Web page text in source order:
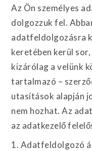
Az Ön személyes
dolgozzuk fel.
adatfeldolgozásra
keretében kerül
kizárólag a velünk
tartalmazó –
utasítások alapján
nem hozhat. Az
az adatkezelő
1. Adatfeldolgozó